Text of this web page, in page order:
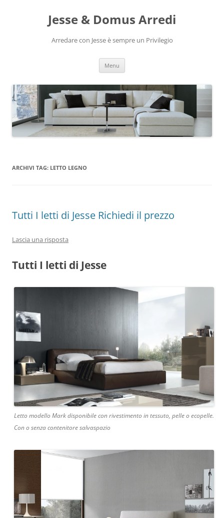
Jesse & Domus Arredi
Arredare con Jesse è sempre un Privilegio
Menu
ARCHIVI TAG: LETTO LEGNO
Tutti I letti di Jesse Richiedi il prezzo
Lascia una risposta
Tutti I letti di Jesse
Letto modello Mark disponibile con rivestimento in tessuto, pelle o ecopelle.
Con o senza contenitore salvaspazio